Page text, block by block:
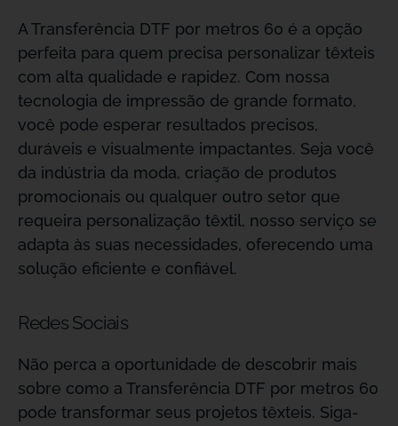
A Transferência DTF por metros 60 é a opção
perfeita para quem precisa personalizar têxteis
com alta qualidade e rapidez. Com nossa
tecnologia de impressão de grande formato,
você pode esperar resultados precisos,
duráveis e visualmente impactantes. Seja você
da indústria da moda, criação de produtos
promocionais ou qualquer outro setor que
requeira personalização têxtil, nosso serviço se
adapta às suas necessidades, oferecendo uma
solução eficiente e confiável.
Redes Sociais
Não perca a oportunidade de descobrir mais
sobre como a Transferência DTF por metros 60
pode transformar seus projetos têxteis. Siga-